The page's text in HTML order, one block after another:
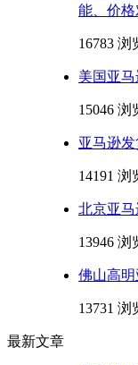
能、价格
16783 浏
美国亚
15046 浏
亚马逊
14191 浏
北京亚
13946 浏
佛山高明
13731 浏
最新文章